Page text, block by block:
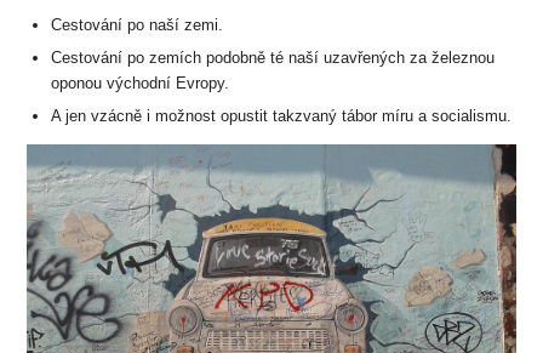
Cestování po naší zemi.
Cestování po zemích podobně té naší uzavřených za železnou
oponou východní Evropy.
A jen vzácně i možnost opustit takzvaný tábor míru a socialismu.